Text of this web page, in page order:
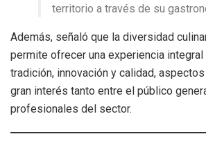
territorio a través de su
Además, señaló que la diversidad
permite ofrecer una experiencia integral
tradición, innovación y calidad,
gran interés tanto entre el público
profesionales del sector.